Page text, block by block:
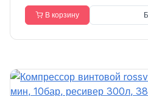
В корзину